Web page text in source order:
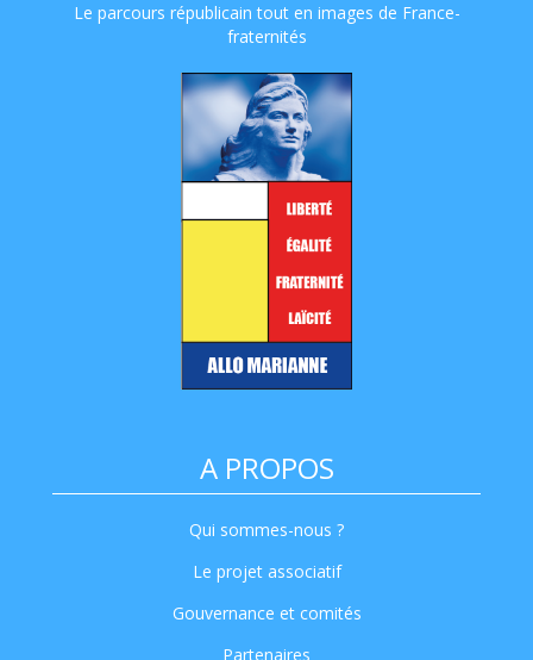
Le parcours républicain tout en images de France-
fraternités
A PROPOS
Qui sommes-nous ?
Le projet associatif
Gouvernance et comités
Partenaires